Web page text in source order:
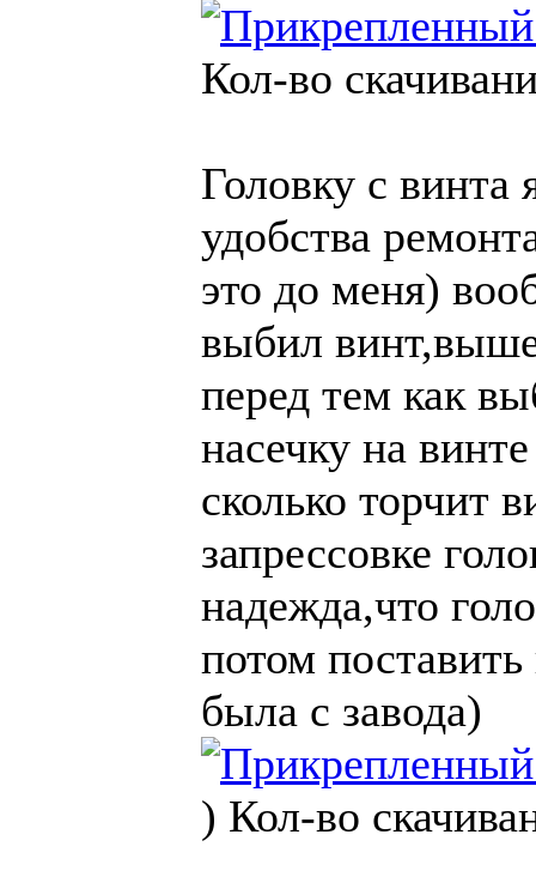
Кол-во
Головку с винта
удобства
это до меня)
выбил
перед тем как
насечку на
сколько торчит
запрессовке
надежда,что
потом
была с завода)
) Кол-во